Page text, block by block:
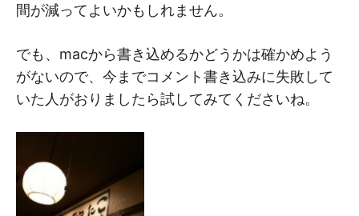
間が減ってよいかもしれません。
でも、macから書き込めるかどうかは確かめよう
がないので、今までコメント書き込みに失敗して
いた人がおりましたら試してみてくださいね。